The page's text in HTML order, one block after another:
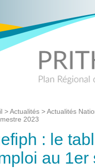
>Actualités >Actualités
2023
: le
au